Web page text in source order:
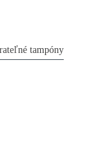
tampóny